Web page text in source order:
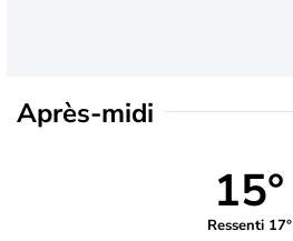
Après-midi
15°
Ressenti 17°